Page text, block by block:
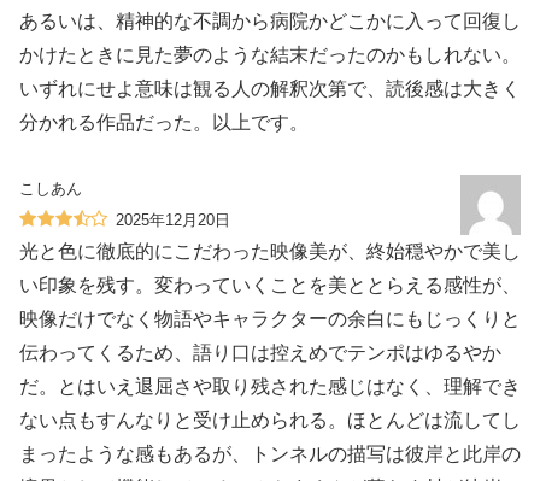
あるいは、精神的な不調から病院かどこかに入って回復し
かけたときに見た夢のような結末だったのかもしれない。
いずれにせよ意味は観る人の解釈次第で、読後感は大きく
分かれる作品だった。以上です。
こしあん
2025年12月20日
光と色に徹底的にこだわった映像美が、終始穏やかで美し
い印象を残す。変わっていくことを美ととらえる感性が、
映像だけでなく物語やキャラクターの余白にもじっくりと
伝わってくるため、語り口は控えめでテンポはゆるやか
だ。とはいえ退屈さや取り残された感じはなく、理解でき
ない点もすんなりと受け止められる。ほとんどは流してし
まったような感もあるが、トンネルの描写は彼岸と此岸の